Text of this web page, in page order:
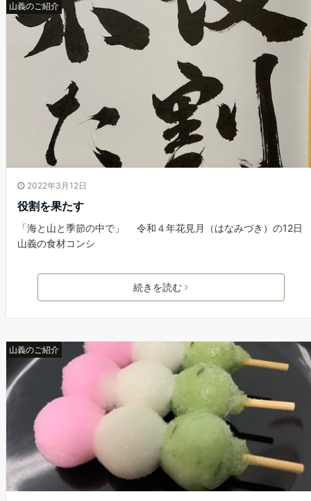
山義のご紹介
2022年3月12日
役割を果たす
「海と山と季節の中で」 令和４年花見月（はなみづき）の12日
山義の食材コンシ
続きを読む
山義のご紹介